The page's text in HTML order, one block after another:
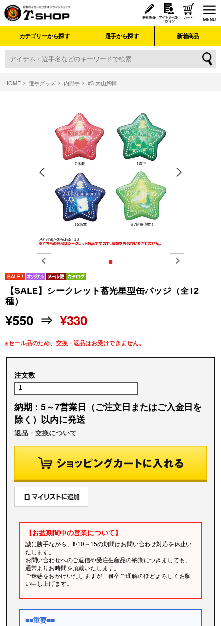
カテゴリーから探す 選手から探す 新着商品
HOME 選手グッズ 内野手 #3 大山悠輔
●
【SALE】シークレット蓄光星型缶バッジ（全12
種）
¥550 ⇒¥330
※セール品のため、交換・返品はお受けできません。
注文数
納期：5～7営業日（ご注文日またはご入金日を
除く）以内に発送
返品・交換について
【お盆期間中の営業について】
誠に勝手ながら、8/10～15の期間はお問い合わせ対応を休止い
たします。
お問い合わせへのご返信や受注生産品の納期につきましても、
通常よりお時間を頂戴いたします。
ご迷惑をおかけいたしますが、何卒ご理解のほどよろしくお願
い申し上げます。
■■重要■■